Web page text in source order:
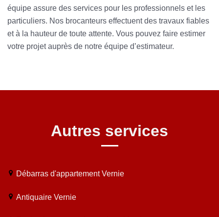
équipe assure des services pour les professionnels et les
particuliers. Nos brocanteurs effectuent des travaux fiables
et à la hauteur de toute attente. Vous pouvez faire estimer
votre projet auprès de notre équipe d’estimateur.
Autres services
Débarras d'appartement Vernie
Antiquaire Vernie